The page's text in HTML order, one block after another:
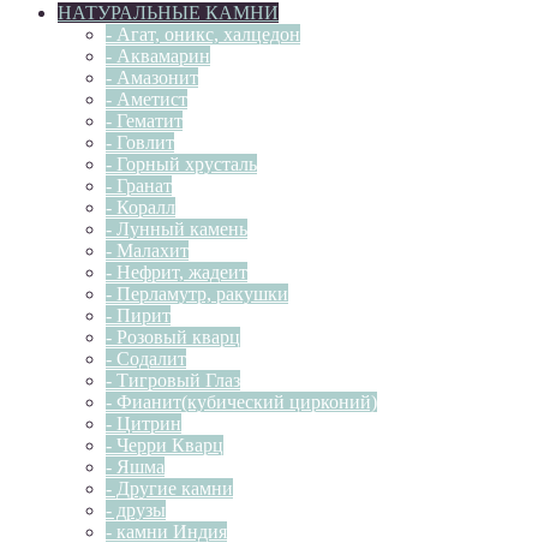
НАТУРАЛЬНЫЕ КАМНИ
- Агат, оникс, халцедон
- Аквамарин
- Амазонит
- Аметист
- Гематит
- Говлит
- Горный хрусталь
- Гранат
- Коралл
- Лунный камень
- Малахит
- Нефрит, жадеит
- Перламутр, ракушки
- Пирит
- Розовый кварц
- Содалит
- Тигровый Глаз
- Фианит(кубический цирконий)
- Цитрин
- Черри Кварц
- Яшма
- Другие камни
- друзы
- камни Индия